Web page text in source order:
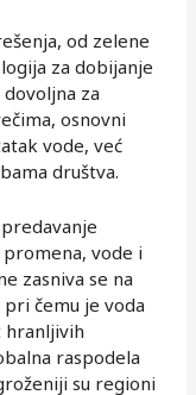
od zelene
za dobijanje
za
osnovni
vode, već
društva.
vode i
zasniva se na
čemu je voda
hranljivih
raspodela
su regioni